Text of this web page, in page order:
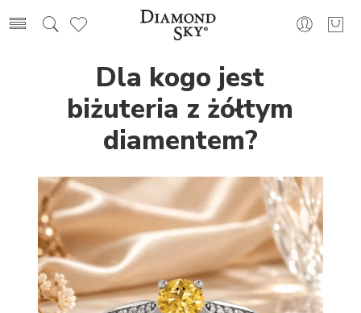
Dla kogo jest
biżuteria z żółtym
diamentem?